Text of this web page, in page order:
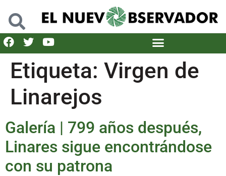
Etiqueta: Virgen de
Linarejos
Galería | 799 años después,
Linares sigue encontrándose
con su patrona